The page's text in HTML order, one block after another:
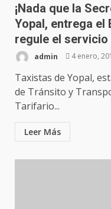
¡Nada que la
Yopal, entrega el
regule el servicio
admin 4 enero,
Taxistas de Yopal,
de Tránsito y
Tarifario...
Leer Más